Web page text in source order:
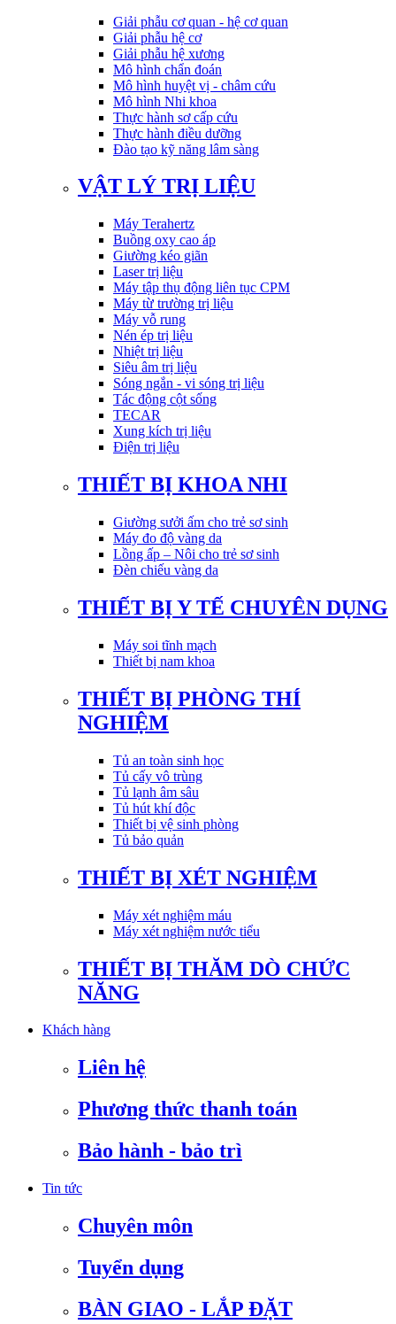
Giải phẫu cơ quan - hệ cơ quan
Giải phẫu hệ cơ
Giải phẫu hệ xương
Mô hình chẩn đoán
Mô hình huyệt vị - châm cứu
Mô hình Nhi khoa
Thực hành sơ cấp cứu
Thực hành điều dưỡng
Đào tạo kỹ năng lâm sàng
VẬT LÝ TRỊ LIỆU
Máy Terahertz
Buồng oxy cao áp
Giường kéo giãn
Laser trị liệu
Máy tập thụ động liên tục CPM
Máy từ trường trị liệu
Máy vỗ rung
Nén ép trị liệu
Nhiệt trị liệu
Siêu âm trị liệu
Sóng ngắn - vi sóng trị liệu
Tác động cột sống
TECAR
Xung kích trị liệu
Điện trị liệu
THIẾT BỊ KHOA NHI
Giường sưởi ấm cho trẻ sơ sinh
Máy đo độ vàng da
Lồng ấp – Nôi cho trẻ sơ sinh
Đèn chiếu vàng da
THIẾT BỊ Y TẾ CHUYÊN DỤNG
Máy soi tĩnh mạch
Thiết bị nam khoa
THIẾT BỊ PHÒNG THÍ
NGHIỆM
Tủ an toàn sinh học
Tủ cấy vô trùng
Tủ lạnh âm sâu
Tủ hút khí độc
Thiết bị vệ sinh phòng
Tủ bảo quản
THIẾT BỊ XÉT NGHIỆM
Máy xét nghiệm máu
Máy xét nghiệm nước tiểu
THIẾT BỊ THĂM DÒ CHỨC
NĂNG
Khách hàng
Liên hệ
Phương thức thanh toán
Bảo hành - bảo trì
Tin tức
Chuyên môn
Tuyển dụng
BÀN GIAO - LẮP ĐẶT